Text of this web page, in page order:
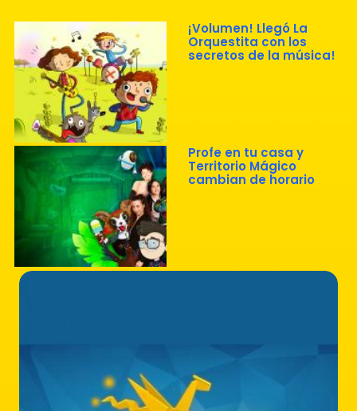
¡Volumen! Llegó La
Orquestita con los
secretos de la música!
Profe en tu casa y
Territorio Mágico
cambian de horario